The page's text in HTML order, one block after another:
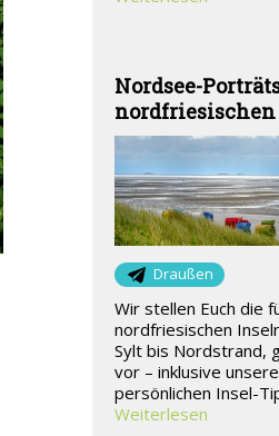
Nordsee-
Draußen
Wir stellen Euch die
nordfriesischen
Sylt bis Nordstrand,
vor – inklusive
persönlichen Insel-
Weiterlesen